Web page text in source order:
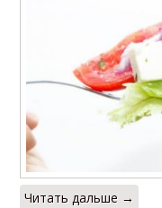
Читать дальше →